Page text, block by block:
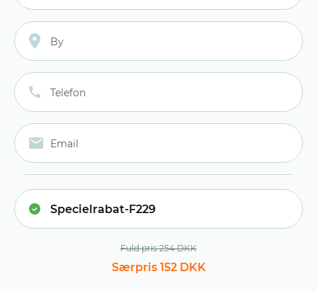
Fuld pris 254 DKK
Særpris 152 DKK